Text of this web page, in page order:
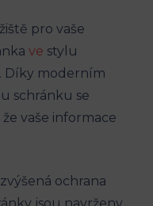
pro vaše
ve stylu
Díky moderním
schránku se
vaše informace
ochrana